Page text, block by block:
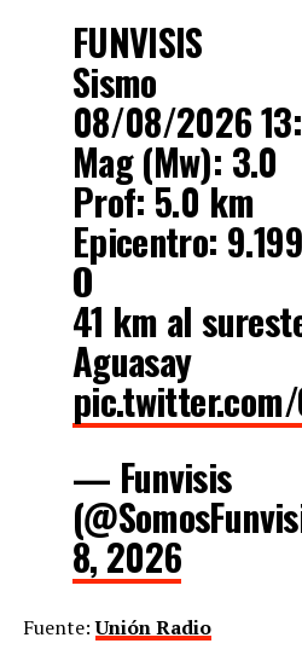
FUNVISIS
Sismo
08/08/2026
Mag (Mw): 3.0
Prof: 5.0 km
Epicentro:
O
41 km al
Aguasay
pic.twitter.com/
— Funvisis
8, 2026
Fuente:Unión Radio